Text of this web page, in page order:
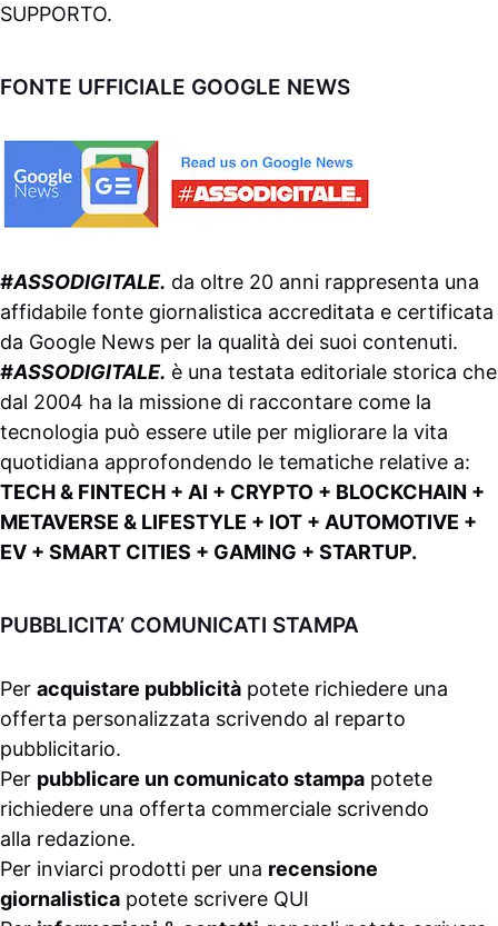
SUPPORTO.
FONTE UFFICIALE GOOGLE NEWS
#ASSODIGITALE. da oltre 20 anni rappresenta una
affidabile fonte giornalistica accreditata e certificata
da Google News per la qualità dei suoi contenuti.
#ASSODIGITALE. è una testata editoriale storica che
dal 2004 ha la missione di raccontare come la
tecnologia può essere utile per migliorare la vita
quotidiana approfondendo le tematiche relative a:
TECH & FINTECH + AI + CRYPTO + BLOCKCHAIN +
METAVERSE & LIFESTYLE + IOT + AUTOMOTIVE +
EV + SMART CITIES + GAMING + STARTUP.
PUBBLICITA’ COMUNICATI STAMPA
Per acquistare pubblicità potete richiedere una
offerta personalizzata scrivendo al reparto
pubblicitario.
Per pubblicare un comunicato stampa potete
richiedere una offerta commerciale scrivendo
alla redazione.
Per inviarci prodotti per una recensione
giornalistica potete scrivere QUI